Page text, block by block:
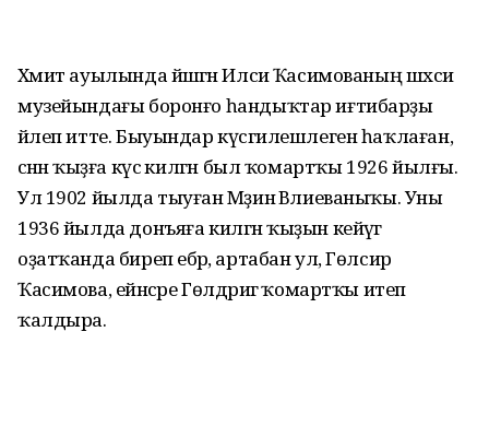
Хәмит ауылында йәшәгән Илсиә Ҡаси­мованың шәхси
музейындағы боронғо һандыҡтар иғтибарҙы
йәлеп итте. Быуындар күсәгилешлеген һаҡлаған,
әсәнән ҡыҙға күсә килгән был ҡомартҡы 1926 йылғы.
Ул 1902 йылда тыуған Мәҙинә Вәлиеваныҡы. Уны
1936 йылда донъяға килгән ҡыҙын кейәүгә
оҙатҡанда биреп ебәрә, артабан ул, Гөлсирә
Ҡасимова, ейәнсәре Гөлдәриәгә ҡомартҡы итеп
ҡалдыра.